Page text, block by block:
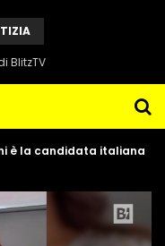
BlitzTV
è la candidata italiana